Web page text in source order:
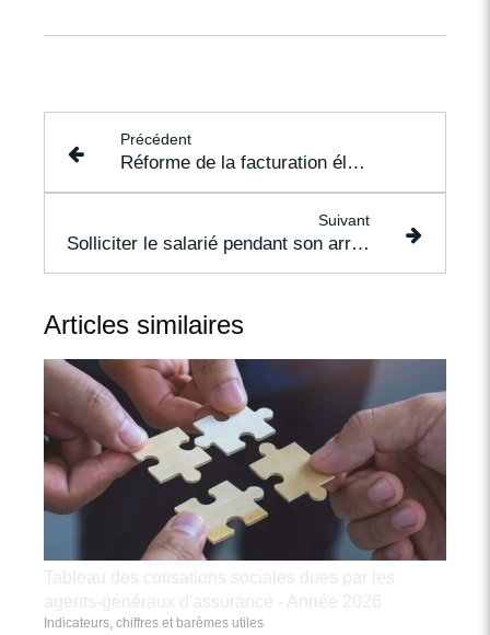
Précédent
Réforme de la facturation électronique : même pour les SCI ?
Suivant
Solliciter le salarié pendant son arrêt : dommage automatique ?
Articles similaires
Tableau des cotisations sociales dues par les
agents-généraux d'assurance - Année 2026
Indicateurs, chiffres et barèmes utiles